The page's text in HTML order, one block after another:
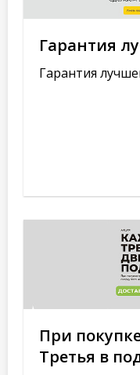
Гарантия
Гарантия
При
Третья в